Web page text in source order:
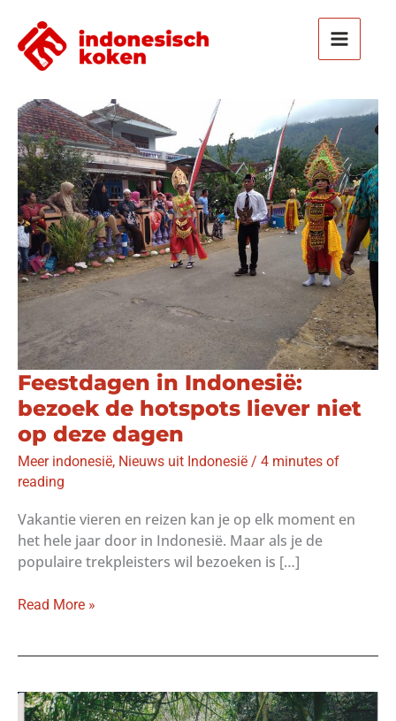
naar
inhoud
Feestdagen in Indonesië:
bezoek de hotspots liever niet
op deze dagen
Meer indonesië, Nieuws uit Indonesië / 4 minutes of
reading
Vakantie vieren en reizen kan je op elk moment en
het hele jaar door in Indonesië. Maar als je de
populaire trekpleisters wil bezoeken is […]
Feestdagen
de
hotspots
Read More »